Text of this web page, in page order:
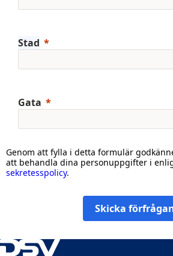
Stad
Gata
Genom att fylla i detta formulär
att behandla dina personuppgifter i
sekretesspolicy.
Skicka